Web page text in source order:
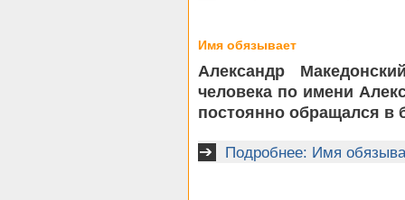
Имя обязывает
Александр
человека по имени
постоянно обращался в
Подробнее: Имя